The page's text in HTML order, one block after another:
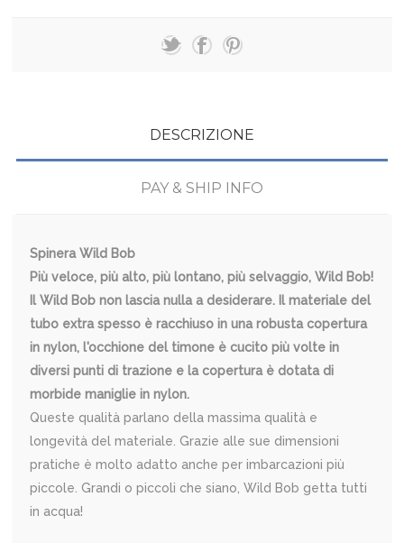
DESCRIZIONE
PAY & SHIP INFO
Spinera Wild Bob
Più veloce, più alto, più lontano, più selvaggio, Wild Bob!
Il Wild Bob non lascia nulla a desiderare. Il materiale del
tubo extra spesso è racchiuso in una robusta copertura
in nylon, l'occhione del timone è cucito più volte in
diversi punti di trazione e la copertura è dotata di
morbide maniglie in nylon.
Queste qualità parlano della massima qualità e
longevità del materiale. Grazie alle sue dimensioni
pratiche è molto adatto anche per imbarcazioni più
piccole. Grandi o piccoli che siano, Wild Bob getta tutti
in acqua!